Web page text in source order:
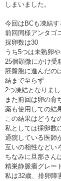
しまいました。
今回はBCも凍結す
前回同様アンタゴ
採卵数は30
うち5つは未熟卵
25個顕微にかけ受
胚盤胞に進んだの
結まで至らず
2つ凍結となりま
また前回は卵の育
薬も使用しての結
この結果はどうな
私としては採卵数
通院している医師
互いの相性などい
ちなみに旦那さん
精巣静脈瘤グレー
私は32歳、排卵障